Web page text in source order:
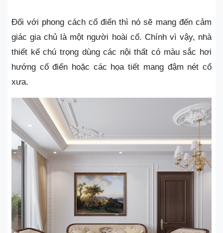
Đối với phong cách cổ điển thì nó sẽ mang đến cảm
giác gia chủ là một người hoài cổ. Chính vì vậy, nhà
thiết kế chú trọng dùng các nội thất có màu sắc hơi
hướng cổ điển hoặc các họa tiết mang đậm nét cổ
xưa.